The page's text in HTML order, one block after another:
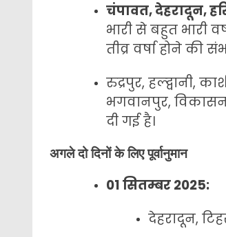
चंपावत, देहरादून,
भारी से बहुत भारी
तीव्र वर्षा होने की
रुद्रपुर, हल्द्वानी,
भगवानपुर,
दी गई है।
अगले दो दिनों के लिए पूर्वानुमान
01 सितम्बर 2025:
देहरादून,